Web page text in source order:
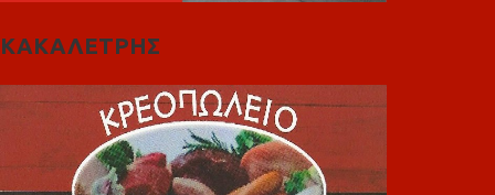
ΚΑΚΑΛΕΤΡΗΣ